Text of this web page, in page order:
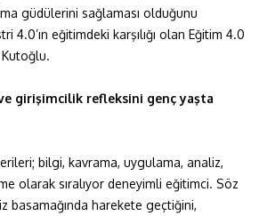
güdülerini sağlaması olduğunu
4.0’ın eğitimdeki karşılığı olan Eğitim 4.0
Kutoğlu.
girişimcilik refleksini genç yaşta
bilgi, kavrama, uygulama, analiz,
olarak sıralıyor deneyimli eğitimci. Söz
basamağında harekete geçtiğini,